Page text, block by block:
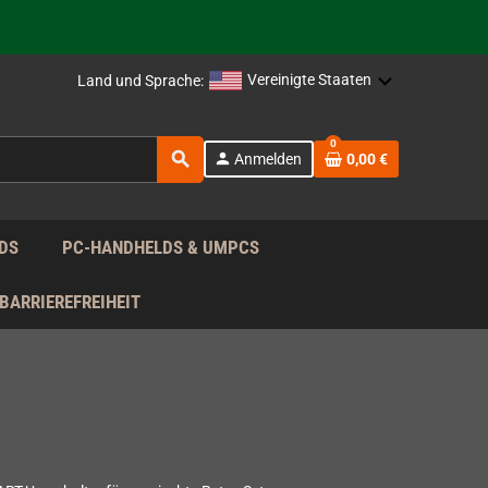
Land und Sprache: Vereinigte Staaten
search person Anmelden
0
0,00 €
PC-HANDHELDS & UMPCS
BARRIEREFREIHEIT